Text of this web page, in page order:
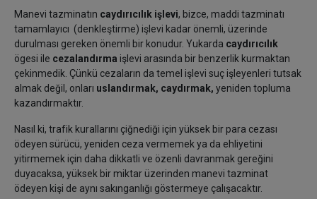
Manevi tazminatın caydırıcılık işlevi, bizce, maddi tazminatı
tamamlayıcı (denkleştirme) işlevi kadar önemli, üzerinde
durulması gereken önemli bir konudur. Yukarda caydırıcılık
ögesi ile cezalandırma işlevi arasında bir benzerlik kurmaktan
çekinmedik. Çünkü cezaların da temel işlevi suç işleyenleri tutsak
almak değil, onları uslandırmak, caydırmak, yeniden topluma
kazandırmaktır.
Nasıl ki, trafik kurallarını çiğnediği için yüksek bir para cezası
ödeyen sürücü, yeniden ceza vermemek ya da ehliyetini
yitirmemek için daha dikkatli ve özenli davranmak gereğini
duyacaksa, yüksek bir miktar üzerinden manevi tazminat
ödeyen kişi de aynı sakınganlığı göstermeye çalışacaktır.